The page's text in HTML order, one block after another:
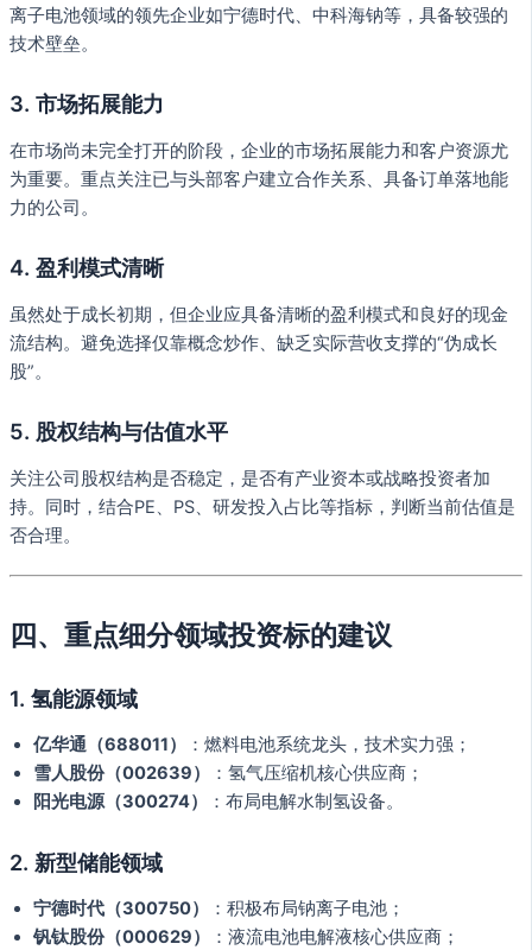
离子电池领域的领先企业如宁德时代、中科海钠等，具备较强的
技术壁垒。
3. 市场拓展能力
在市场尚未完全打开的阶段，企业的市场拓展能力和客户资源尤
为重要。重点关注已与头部客户建立合作关系、具备订单落地能
力的公司。
4. 盈利模式清晰
虽然处于成长初期，但企业应具备清晰的盈利模式和良好的现金
流结构。避免选择仅靠概念炒作、缺乏实际营收支撑的“伪成长
股”。
5. 股权结构与估值水平
关注公司股权结构是否稳定，是否有产业资本或战略投资者加
持。同时，结合PE、PS、研发投入占比等指标，判断当前估值是
否合理。
四、重点细分领域投资标的建议
1. 氢能源领域
亿华通（688011）
：燃料电池系统龙头，技术实力强；
雪人股份（002639）
：氢气压缩机核心供应商；
阳光电源（300274）
：布局电解水制氢设备。
2. 新型储能领域
宁德时代（300750）
：积极布局钠离子电池；
钒钛股份（000629）
：液流电池电解液核心供应商；